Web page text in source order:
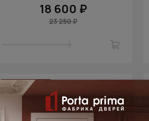
18 600 ₽
23 250 ₽
- 20% скидка
Межкомнатная дверь Milano
Neo Classic Decoro / Милано